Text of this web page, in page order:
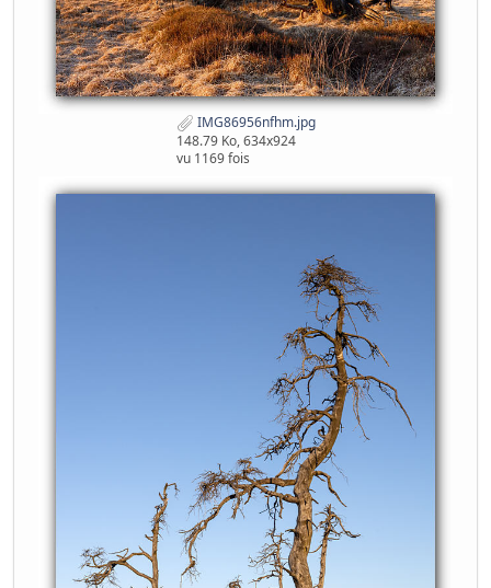
IMG86956nfhm.jpg
148.79 Ko, 634x924
vu 1169 fois